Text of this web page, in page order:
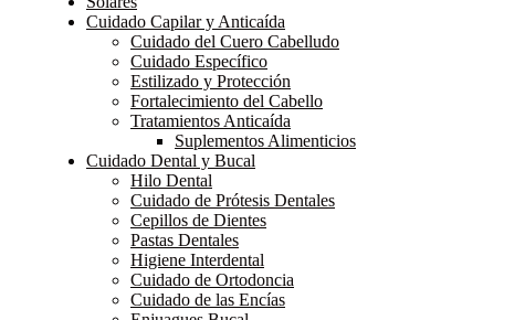
Cuidado Capilar y Anticaída
Cuidado del Cuero Cabelludo
Cuidado Específico
Estilizado y Protección
Fortalecimiento del Cabello
Tratamientos Anticaída
Suplementos Alimenticios
Cuidado Dental y Bucal
Hilo Dental
Cuidado de Prótesis Dentales
Cepillos de Dientes
Pastas Dentales
Higiene Interdental
Cuidado de Ortodoncia
Cuidado de las Encías